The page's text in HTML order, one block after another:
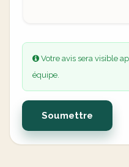
Votre avis sera visible
équipe.
Soumettre